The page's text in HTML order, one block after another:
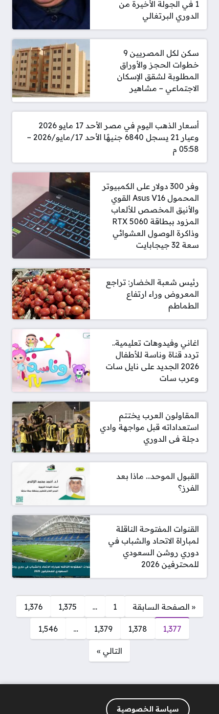
1 في الجولة الأخيرة من
الدوري البرتغالي
سكن لكل المصريين 9
خطوات الحجز والأوراق
المطلوبة لشقق الإسكان
الاجتماعي – مشاهير
أسعار الذهب اليوم في مصر الأحد 17 مايو 2026
وعيار 21 يسجل 6840 جنيهًا الأحد 17/مايو/2026 –
05:58 م
وفر 300 دولار على الكمبيوتر
المحمول Asus V16 القوي
والأنيق المخصص للألعاب
المزود ببطاقة RTX 5060
وذاكرة الوصول العشوائي
سعة 32 جيجابايت
رئيس شعبة الخضار: تراجع
المعروض وراء ارتفاع
الطماطم
اغاني وفيدوهات تعليمية..
تردد قناة وناسة للأطفال
2026 الجديد على نايل سات
وعرب سات
المقاولون العرب يختتم
استعداداته قبل مواجهة وادي
دجلة فى الدوري
القبول الموحد… ماذا بعد
الفرز؟
القنوات المفتوحة الناقلة
لمباراة الاتحاد والشباب في
دوري روشن السعودي
للمحترفين 2026
« الصفحة السابقة 1
… 1٬375 1٬376
1٬377 1٬378 1٬379 … 1٬546
التالي »
سياسة الخصوصية